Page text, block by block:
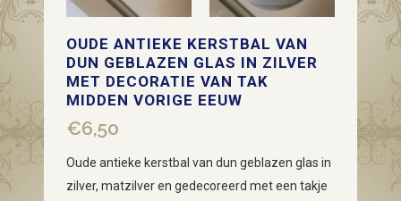
OUDE ANTIEKE KERSTBAL VAN
DUN GEBLAZEN GLAS IN ZILVER
MET DECORATIE VAN TAK
MIDDEN VORIGE EEUW
€6,50
Oude antieke kerstbal van dun geblazen glas in
zilver, matzilver en gedecoreerd met een takje